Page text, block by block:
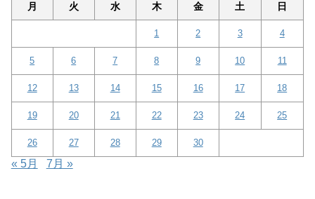
月 火 水 木 金 土 日
1 2 3 4
5 6 7 8 9 10 11
12 13 14 15 16 17 18
19 20 21 22 23 24 25
26 27 28 29 30
« 5月 7月 »